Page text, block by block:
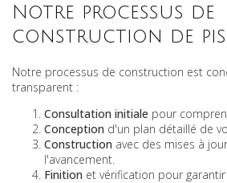
Notre processus de
construction de
Notre processus de construction est
transparent :
Consultation initiale pour
Conception d'un plan détaillé de
Construction avec des mises à
l'avancement.
Finition et vérification pour garantir